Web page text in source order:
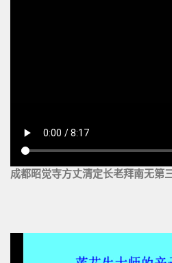
成都昭觉寺方丈清定长老拜南无第